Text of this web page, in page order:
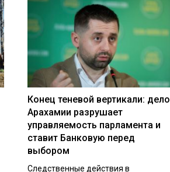
Конец теневой вертикали: дело
Арахамии разрушает
управляемость парламента и
ставит Банковую перед
выбором
Следственные действия в